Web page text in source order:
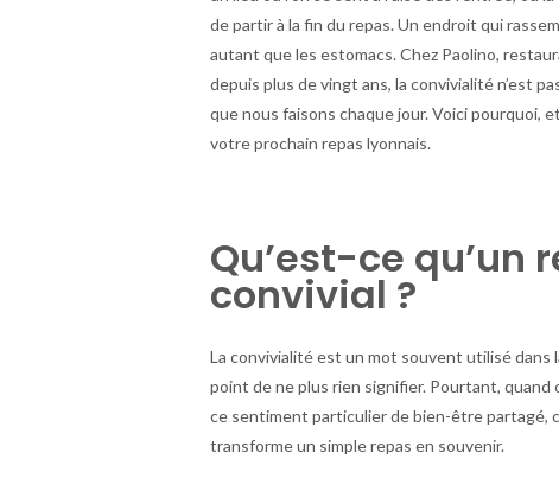
de partir à la fin du repas. Un endroit qui
autant que les estomacs. Chez Paolino,
depuis plus de vingt ans, la convivialité n’est
que nous faisons chaque jour. Voici pourquoi,
votre prochain repas lyonnais.
Qu’est-ce
convivial ?
La convivialité est un mot souvent utilisé dans
point de ne plus rien signifier. Pourtant, quand
ce sentiment particulier de bien-être partagé,
transforme un simple repas en souvenir.